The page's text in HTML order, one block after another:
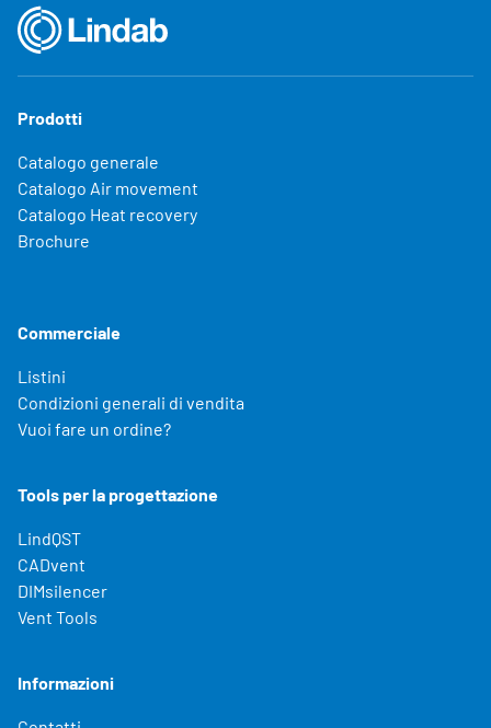
Prodotti
Catalogo generale
Catalogo Air movement
Catalogo Heat recovery
Brochure
Commerciale
Listini
Condizioni generali di vendita
Vuoi fare un ordine?
Tools per la progettazione
LindQST
CADvent
DIMsilencer
Vent Tools
Informazioni